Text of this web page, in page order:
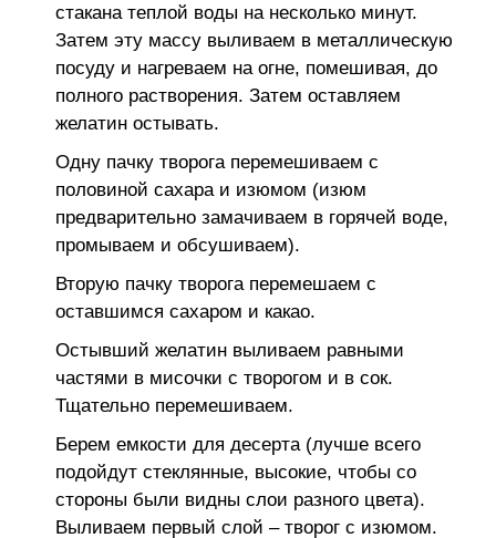
стакана теплой воды на несколько минут.
Затем эту массу выливаем в металлическую
посуду и нагреваем на огне, помешивая, до
полного растворения. Затем оставляем
желатин остывать.
Одну пачку творога перемешиваем с
половиной сахара и изюмом (изюм
предварительно замачиваем в горячей воде,
промываем и обсушиваем).
Вторую пачку творога перемешаем с
оставшимся сахаром и какао.
Остывший желатин выливаем равными
частями в мисочки с творогом и в сок.
Тщательно перемешиваем.
Берем емкости для десерта (лучше всего
подойдут стеклянные, высокие, чтобы со
стороны были видны слои разного цвета).
Выливаем первый слой – творог с изюмом.